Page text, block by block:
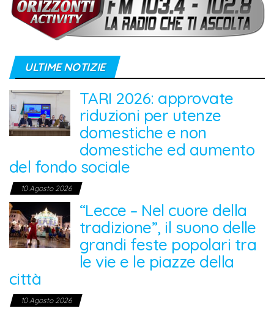
ULTIME NOTIZIE
TARI 2026: approvate
riduzioni per utenze
domestiche e non
domestiche ed aumento
del fondo sociale
10 Agosto 2026
“Lecce – Nel cuore della
tradizione”, il suono delle
grandi feste popolari tra
le vie e le piazze della
città
10 Agosto 2026